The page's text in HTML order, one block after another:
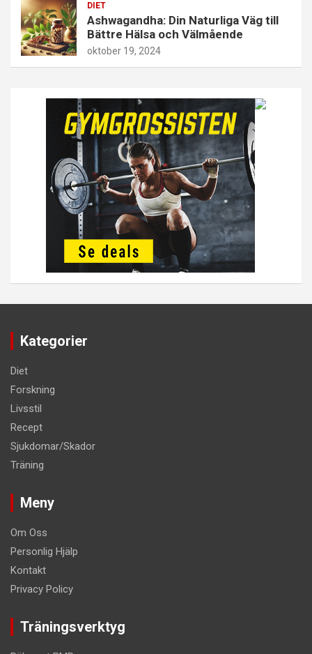
DIET
Ashwagandha: Din Naturliga Väg till
Bättre Hälsa och Välmående
oktober 19, 2024
Kategorier
Diet
Forskning
Livsstil
Recept
Sjukdomar/Skador
Träning
Meny
Om Oss
Personlig Hjälp
Kontakt
Privacy Policy
Träningsverktyg